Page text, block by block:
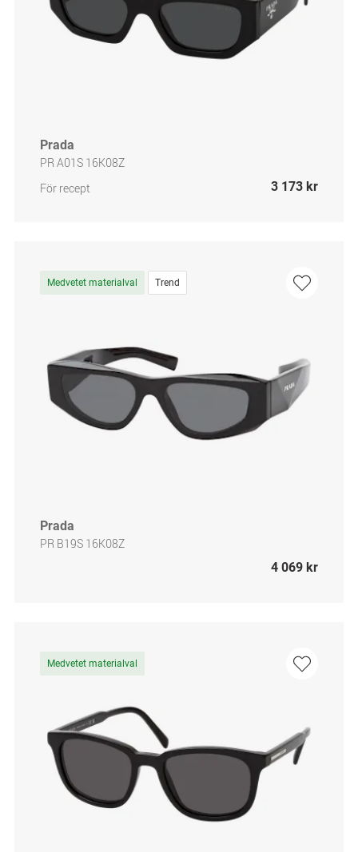
Prada
PR A01S 16K08Z
För recept
3 173 kr
Medvetet materialval Trend
Prada
PR B19S 16K08Z
4 069 kr
Medvetet materialval